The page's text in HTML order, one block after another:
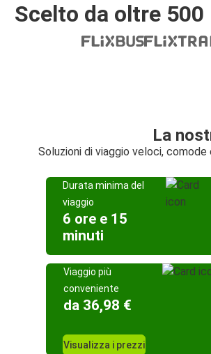
Scelto da oltre
La
Soluzioni di viaggio veloci,
Durata minima del
viaggio
6 ore e 15
minuti
Viaggio più
conveniente
da 36,98 €
Visualizza i prezzi